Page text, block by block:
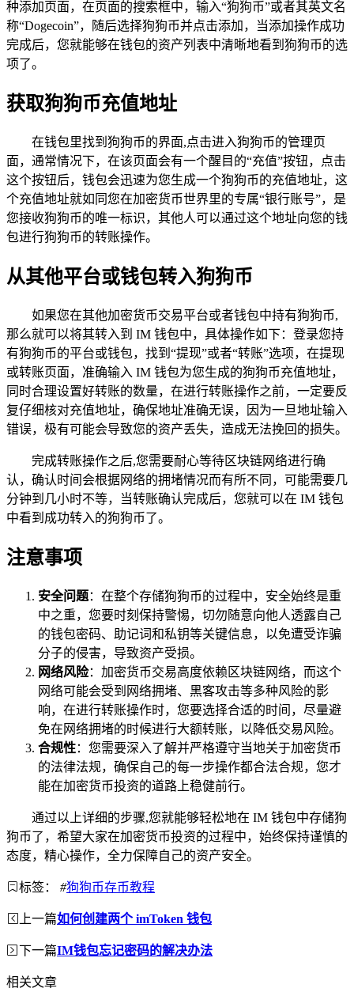
种添加页面，在页面的搜索框中，输入“狗狗币”或者其英文名
称“Dogecoin”，随后选择狗狗币并点击添加，当添加操作成功
完成后，您就能够在钱包的资产列表中清晰地看到狗狗币的选
项了。
获取狗狗币充值地址
在钱包里找到狗狗币的界面,点击进入狗狗币的管理页
面，通常情况下，在该页面会有一个醒目的“充值”按钮，点击
这个按钮后，钱包会迅速为您生成一个狗狗币的充值地址，这
个充值地址就如同您在加密货币世界里的专属“银行账号”，是
您接收狗狗币的唯一标识，其他人可以通过这个地址向您的钱
包进行狗狗币的转账操作。
从其他平台或钱包转入狗狗币
如果您在其他加密货币交易平台或者钱包中持有狗狗币,
那么就可以将其转入到 IM 钱包中，具体操作如下：登录您持
有狗狗币的平台或钱包，找到“提现”或者“转账”选项，在提现
或转账页面，准确输入 IM 钱包为您生成的狗狗币充值地址，
同时合理设置好转账的数量，在进行转账操作之前，一定要反
复仔细核对充值地址，确保地址准确无误，因为一旦地址输入
错误，极有可能会导致您的资产丢失，造成无法挽回的损失。
完成转账操作之后,您需要耐心等待区块链网络进行确
认，确认时间会根据网络的拥堵情况而有所不同，可能需要几
分钟到几小时不等，当转账确认完成后，您就可以在 IM 钱包
中看到成功转入的狗狗币了。
注意事项
安全问题：在整个存储狗狗币的过程中，安全始终是重
中之重，您要时刻保持警惕，切勿随意向他人透露自己
的钱包密码、助记词和私钥等关键信息，以免遭受诈骗
分子的侵害，导致资产受损。
网络风险：加密货币交易高度依赖区块链网络，而这个
网络可能会受到网络拥堵、黑客攻击等多种风险的影
响，在进行转账操作时，您要选择合适的时间，尽量避
免在网络拥堵的时候进行大额转账，以降低交易风险。
合规性：您需要深入了解并严格遵守当地关于加密货币
的法律法规，确保自己的每一步操作都合法合规，您才
能在加密货币投资的道路上稳健前行。
通过以上详细的步骤,您就能够轻松地在 IM 钱包中存储狗
狗币了，希望大家在加密货币投资的过程中，始终保持谨慎的
态度，精心操作，全力保障自己的资产安全。
标签： #狗狗币存币教程
上一篇如何创建两个 imToken 钱包
下一篇IM钱包忘记密码的解决办法
相关文章